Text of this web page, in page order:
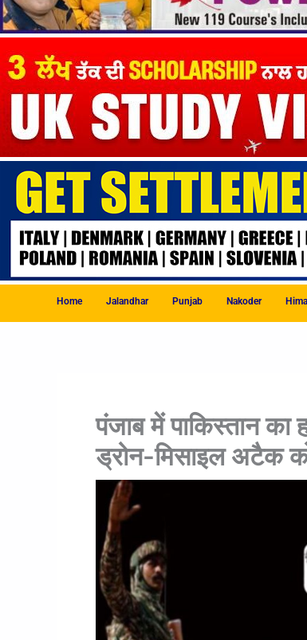
Home Jalandhar Punjab Nakoder
पंजाब में पाकिस्तान
ड्रोन-मिसाइल अटैक